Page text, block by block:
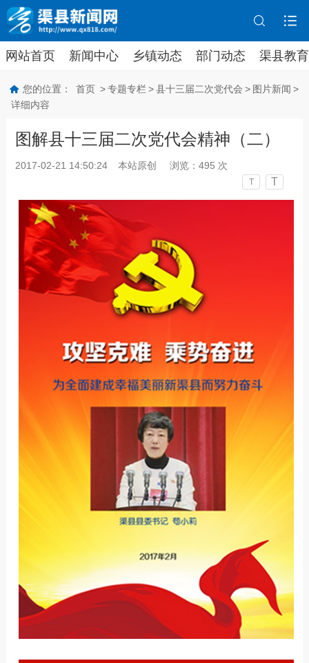
网站首页 新闻中心 乡镇动态 部门动态 渠县教育
您的位置： 首页 > 专题专栏 > 县十三届二次党代会 > 图片新闻 >
详细内容
图解县十三届二次党代会精神（二）
2017-02-21 14:50:24 本站原创 浏览： 495 次
T T